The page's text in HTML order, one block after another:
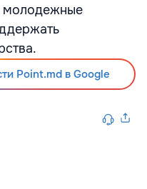
молодежные
Point.md в Google